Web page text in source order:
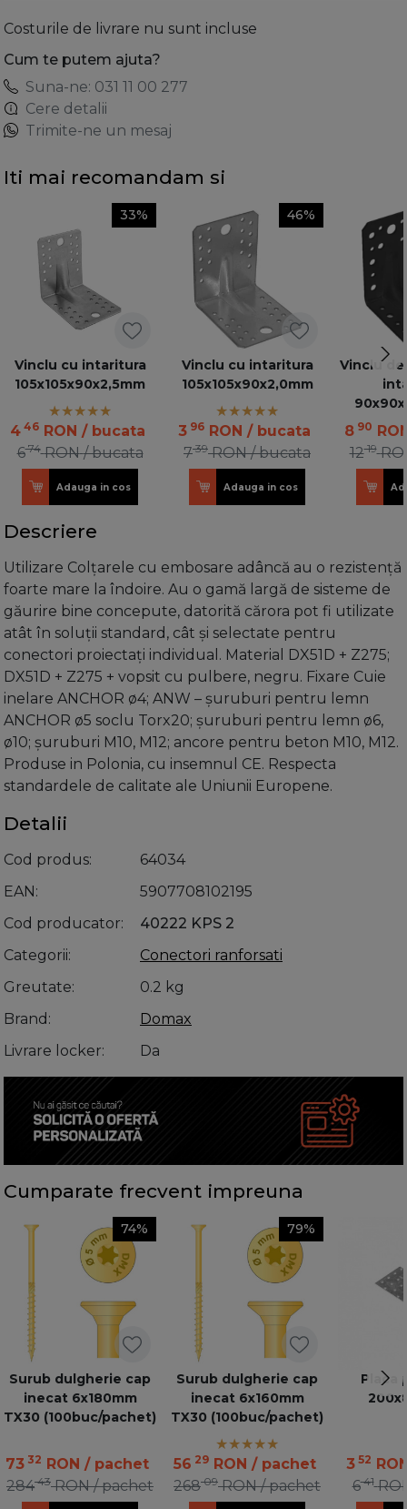
Costurile de livrare nu sunt incluse
Cum te putem ajuta?
Suna-ne: 031 11 00 277
Cere detalii
Trimite-ne un mesaj
Iti mai recomandam si
33%
Vinclu cu intaritura
105x105x90x2,5mm
4 46 RON / bucata
674 RON / bucata
Adauga in cos
46%
Vinclu cu intaritura
105x105x90x2,0mm
3 96 RON / bucata
739 RON / bucata
Adauga in cos
Vinclu
8 90
1219
Descriere
Utilizare Colțarele cu embosare adâncă au o rezistență
foarte mare la îndoire. Au o gamă largă de sisteme de
găurire bine concepute, datorită cărora pot fi utilizate
atât în soluții standard, cât și selectate pentru
conectori proiectați individual. Material DX51D + Z275;
DX51D + Z275 + vopsit cu pulbere, negru. Fixare Cuie
inelare ANCHOR ø4; ANW – șuruburi pentru lemn
ANCHOR ø5 soclu Torx20; șuruburi pentru lemn ø6,
ø10; șuruburi M10, M12; ancore pentru beton M10, M12.
Produse in Polonia, cu insemnul CE. Respecta
standardele de calitate ale Uniunii Europene.
Detalii
Cod produs
64034
EAN
5907708102195
Cod producator
40222 KPS 2
Categorii
Conectori ranforsati
Greutate
0.2 kg
Brand
Domax
Livrare locker
Da
Cumparate frecvent impreuna
74%
Surub dulgherie cap
inecat 6x180mm
TX30 (100buc/pachet)
73 32 RON / pachet
28443 RON / pachet
79%
Surub dulgherie cap
inecat 6x160mm
TX30 (100buc/pachet)
56 29 RON / pachet
26809 RON / pachet
Placa
3 52
641